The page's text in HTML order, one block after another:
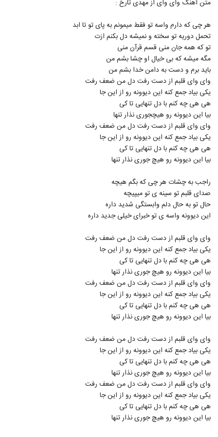
3911
۲۴۶ بازدید
3912
دانلود آهنگ فرشید هلالی جان جانان
۳۱۰ بازدید
3913
Abbas Rezagholi Neghab
۲۶۱ بازدید
3914
Hamed Ghorbani Ghasam Nameh
۲۶۲ بازدید
3915
موزیک زیبای در بند از شهریار شاهی
3916
دانلود آهنگ جدید و زیبای حسین سعادت با
نام آروم جونمی
۲۴۴ بازدید
3917
دانلود آهنگ جدید و زیبای شایان فرهادی با
۳۶۰ بازدید
3918
موزیک زیبای خاطرات تو از سهیل فصیحی
۳۰۳ بازدید
3919
آهنگ قلب شهر از مسند(پاپ)
۳۳۲ بازدید
3920
امین امینم آهنگ تسلیم
حمید چلارسی آهنگ حس آروم نگات
۳۳۸ بازدید
دانلود آهنگ جدید و زیبای محمد حسین با نام
حال نو
متن آهنگ وای وای از مهدی تارخ :
هر چی که دارم واسه تو فقط میمونم به پای تو تا ابد
تحمل دوریه تو سخته و نمیشه دل بکنم ازت
تو که همه جان منی قسم قرآن منی
مگه میشه که بی خیال او چشا بشم من
باید برم و دست به دامن خدا بشم من
وای وای قلبم از دست رفت دل من ضعف رفت
یکی بیاد جمع کنه این دیوونه رو از این جا
هی هی چه کنم با دل تنهایی تا کی
بیا این دیوونه رو هیچجوری نذار تنها
وای وای قلبم از دست رفت دل من ضعف رفت
یکی بیاد جمع کنه این دیوونه رو از این جا
هی هی چه کنم با دل تنهایی تا کی
بیا این دیوونه رو هیچ جوری نذار تنها
راجب به چشات هر چی که بگم هیچه
صدای قلبم تو سینه ی تو میپیچه
حال تو به حال دلم وابستگی شدید داره
این دیوونه واسه ی تو خبرای خیلی جدید داره
وای وای قلبم از دست رفت دل من ضعف رفت
یکی بیاد جمع کنه این دیوونه رو از این جا
هی هی چه کنم با دل تنهایی تا کی
بیا این دیوونه رو هیچ جوری نذار تنها
وای وای قلبم از دست رفت دل من ضعف رفت
یکی بیاد جمع کنه این دیوونه رو از این جا
هی هی چه کنم با دل تنهایی تا کی
بیا این دیوونه رو هیچ جوری نذار تنها
وای وای قلبم از دست رفت دل من ضعف رفت
یکی بیاد جمع کنه این دیوونه رو از این جا
هی هی چه کنم با دل تنهایی تا کی
بیا این دیوونه رو هیچ جوری نذار تنها
وای وای قلبم از دست رفت دل من ضعف رفت
یکی بیاد جمع کنه این دیوونه رو از این جا
هی هی چه کنم با دل تنهایی تا کی
بیا این دیوونه رو هیچ جوری نذار تنها